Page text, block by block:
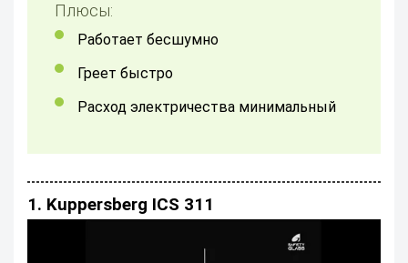
Плюсы:
Работает бесшумно
Греет быстро
Расход электричества минимальный
1. Kuppersberg ICS 311